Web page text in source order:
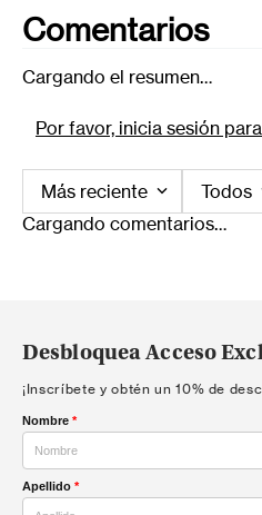
Comentarios
Cargando el resumen…
Por favor, inicia sesión
Más reciente
Todos
Cargando comentarios…
Desbloquea Acceso
¡Inscríbete y obtén un 10% de
Nombre *
Apellido *